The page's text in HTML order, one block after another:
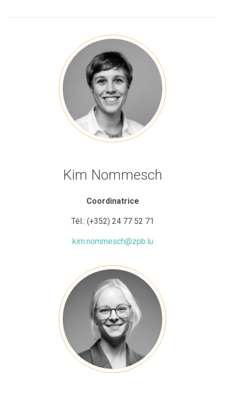
Kim Nommesch
Coordinatrice
Tél.: (+352) 24 77 52 71
kim.nommesch@zpb.lu